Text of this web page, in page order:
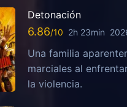
Detonación
6.86 2h 23min
Una familia
marciales al
la violencia.